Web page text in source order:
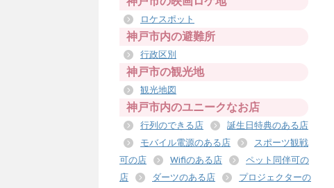
ロケスポット
神戸市内の避難所
行政区別
神戸市の観光地
観光地図
神戸市内のユニークなお店
行列のできる店
誕生日特典のある店
モバイル電源のある店
スポーツ観戦
可の店
Wifiのある店
ペット同伴可の
店
ダーツのある店
プロジェクターの